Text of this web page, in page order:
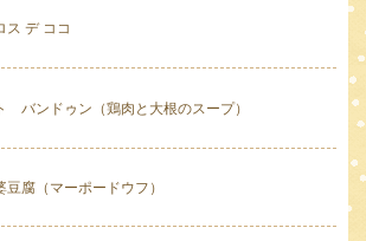
ス デ ココ
バンドゥン（鶏肉と大根のスープ）
豆腐（マーポードウフ）